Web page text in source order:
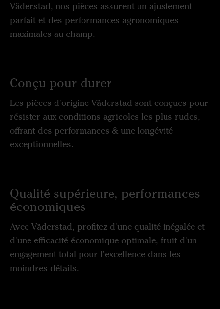
Väderstad, nos pièces assurent un ajustement
parfait et des performances agronomiques
maximales au champ.
Conçu pour durer
Les pièces d'origine Väderstad sont conçues pour
résister aux conditions agricoles les plus rudes,
offrant des performances & une longévité
exceptionnelles.
Qualité supérieure, performances
économiques
Avec Väderstad, profitez d'une qualité inégalée et
d'une efficacité économique optimale, fruit d'un
engagement total pour l'excellence dans les
moindres détails.